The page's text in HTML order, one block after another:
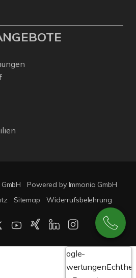
Powered by Immonia GmbH
Sitemap Widerrufsbelehrung
Google-
Bewertungen